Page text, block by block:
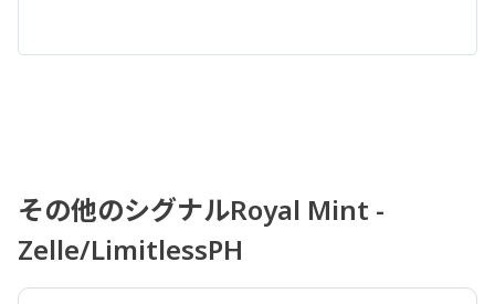
その他のシグナルRoyal Mint -
Zelle/LimitlessPH